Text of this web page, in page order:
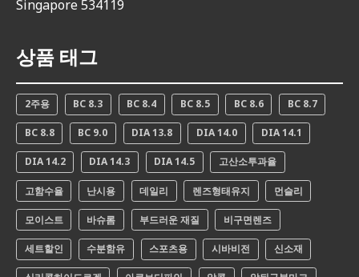
Singapore 534119
상품 태그
2주용 BC 8.3 BC 8.4 BC 8.5 BC 8.6 BC 8.7
BC 8.8 BC 9.0 DIA 13.8 DIA 14.0 DIA 14.1
DIA 14.2 DIA 14.3 DIA 14.5 고산소투과율
고함수율 난시용 데일리 렌즈형태유지 먼슬리
모이스트 바슈롬 부드러운 재질 비구면렌즈
세트할인 수분함유 스포츠용 시바비전 신소재